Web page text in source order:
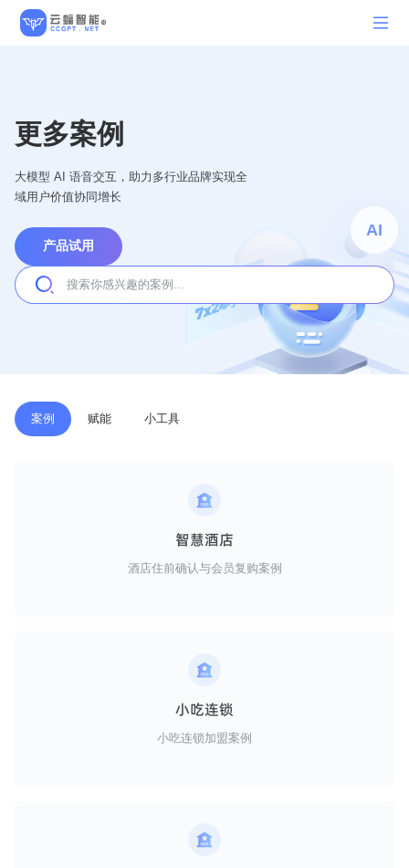
更多案例
大模型 AI 语音交互，助力多行业品牌实现全
域用户价值协同增长
产品试用
AI
案例 赋能 小工具
智慧酒店
酒店住前确认与会员复购案例
小吃连锁
小吃连锁加盟案例